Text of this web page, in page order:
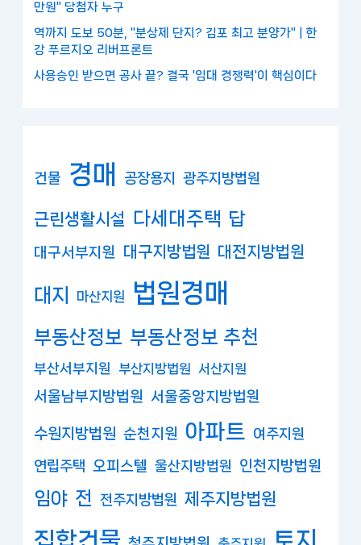
만원" 당첨자 누구
역까지 도보 50분, "분상제 단지? 김포 최고 분양가" | 한
강 푸르지오 리버프론트
사용승인 받으면 공사 끝? 결국 '임대 경쟁력'이 핵심이다
건물 경매 공장용지 광주지방법원
근린생활시설 다세대주택 답
대구서부지원 대구지방법원 대전지방법원
대지 마산지원 법원경매
부동산정보 부동산정보 추천
부산서부지원 부산지방법원 서산지원
서울남부지방법원 서울중앙지방법원
수원지방법원 순천지원 아파트 여주지원
연립주택 오피스텔 울산지방법원 인천지방법원
임야 전 전주지방법원 제주지방법원